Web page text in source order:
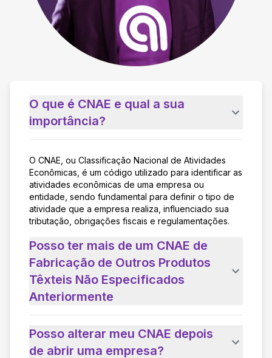
O que é CNAE e qual a sua
importância?
O CNAE, ou Classificação Nacional de Atividades
Econômicas, é um código utilizado para identificar as
atividades econômicas de uma empresa ou
entidade, sendo fundamental para definir o tipo de
atividade que a empresa realiza, influenciado sua
tributação, obrigações fiscais e regulamentações.
Posso ter mais de um CNAE de
Fabricação de Outros Produtos
Têxteis Não Especificados
Anteriormente
Posso alterar meu CNAE depois
de abrir uma empresa?